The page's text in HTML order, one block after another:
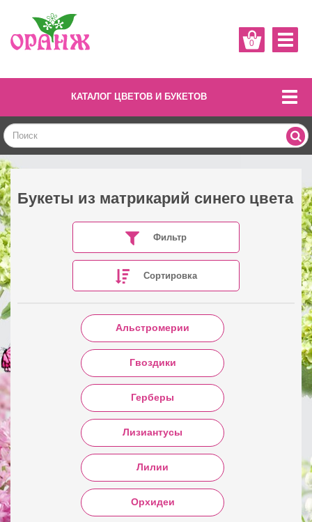
0
КАТАЛОГ ЦВЕТОВ И БУКЕТОВ
Букеты из матрикарий синего цвета
Фильтр
Сортировка
Альстромерии
Гвоздики
Герберы
Лизиантусы
Лилии
Орхидеи